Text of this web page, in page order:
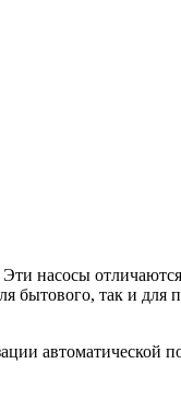
насосы
бытового, так и
автоматической